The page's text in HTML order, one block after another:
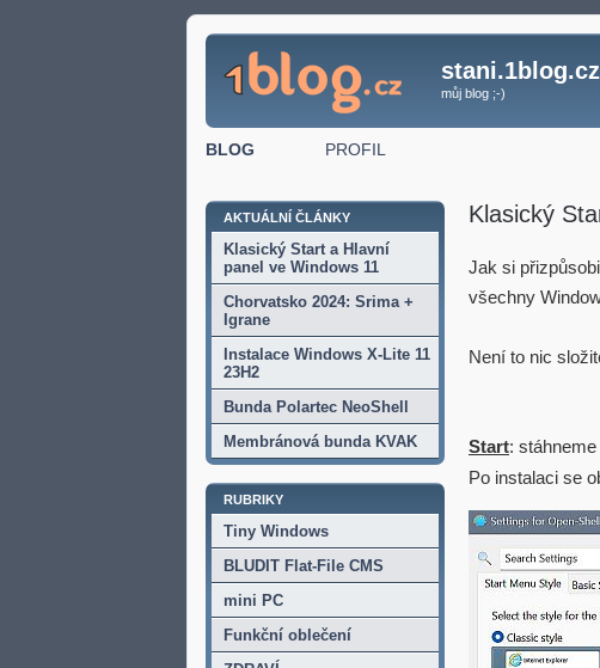
stani.1blog.cz
můj blog ;-)
BLOG PROFIL
AKTUÁLNÍ ČLÁNKY
Klasický Start a Hlavní
panel ve Windows 11
Chorvatsko 2024: Srima +
Igrane
Instalace Windows X-Lite 11
23H2
Bunda Polartec NeoShell
Membránová bunda KVAK
RUBRIKY
Tiny Windows
BLUDIT Flat-File CMS
mini PC
Funkční oblečení
Klasický
Jak si
všechny
Není to nic
Start:
Po instalaci se